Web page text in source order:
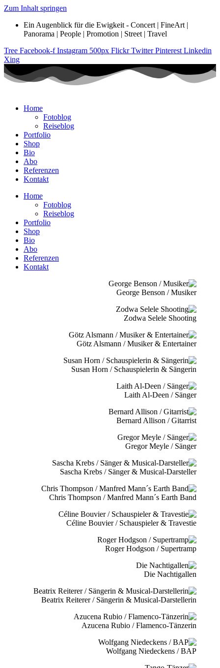
Zum Inhalt springen
Ein Augenblick für die Ewigkeit - Concert | FineArt |
Panorama | People | Promotion | Street | Travel
Tree Facebook-f Instagram 500px Flickr Twitter Pinterest Linkedin
Xing
Home
Fotoblog
Reiseblog
Portfolio
Shop
Bio
Abo
Referenzen
Kontakt
Home
Fotoblog
Reiseblog
Portfolio
Shop
Bio
Abo
Referenzen
Kontakt
George Benson / Musiker
Zodwa Selele Shooting
Götz Alsmann / Musiker & Entertainer
Susan Horn / Schauspielerin & Sängerin
Laith Al-Deen / Sänger
Bernard Allison / Gitarrist
Gregor Meyle / Sänger
Sascha Krebs / Sänger & Musical-Darsteller
Chris Thompson / Manfred Mann´s Earth Band
Céline Bouvier / Schauspieler & Travestie
Roger Hodgson / Supertramp
Die Nachtigallen
Beatrix Reiterer / Sängerin & Musical-Darstellerin
Azucena Rubio / Flamenco-Tänzerin
Wolfgang Niedeckens / BAP